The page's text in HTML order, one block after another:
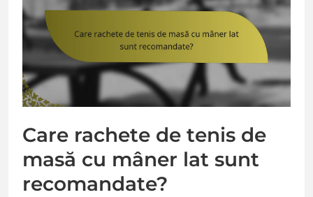
Care rachete de tenis de
masă cu mâner lat sunt
recomandate?